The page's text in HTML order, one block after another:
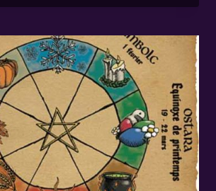
L’EAU
1
FÉVRIER
IMBOLC